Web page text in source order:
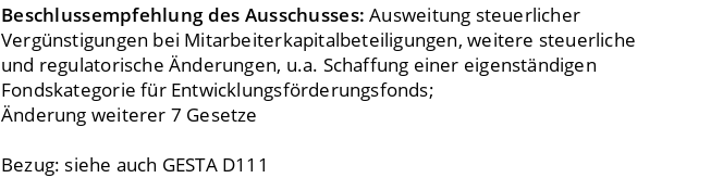
Beschlussempfehlung des Ausschusses: Ausweitung steuerlicher
Vergünstigungen bei Mitarbeiterkapitalbeteiligungen, weitere steuerliche
und regulatorische Änderungen, u.a. Schaffung einer eigenständigen
Fondskategorie für Entwicklungsförderungsfonds;
Änderung weiterer 7 Gesetze
Bezug: siehe auch GESTA D111